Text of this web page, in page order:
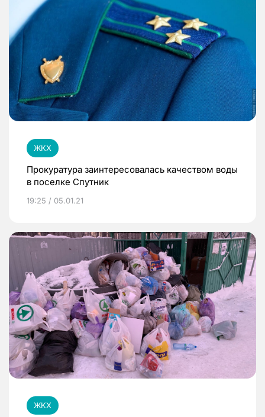
ЖКХ
Прокуратура заинтересовалась качеством воды
в поселке Спутник
19:25 / 05.01.21
ЖКХ